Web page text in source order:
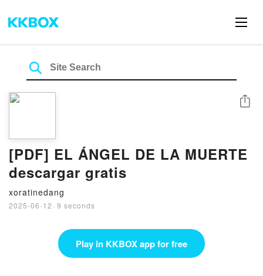
[PDF] EL ÁNGEL DE LA MUERTE
descargar gratis
xoratinedang
2025-06-12 · 9 seconds
Share
Play in KKBOX app for free